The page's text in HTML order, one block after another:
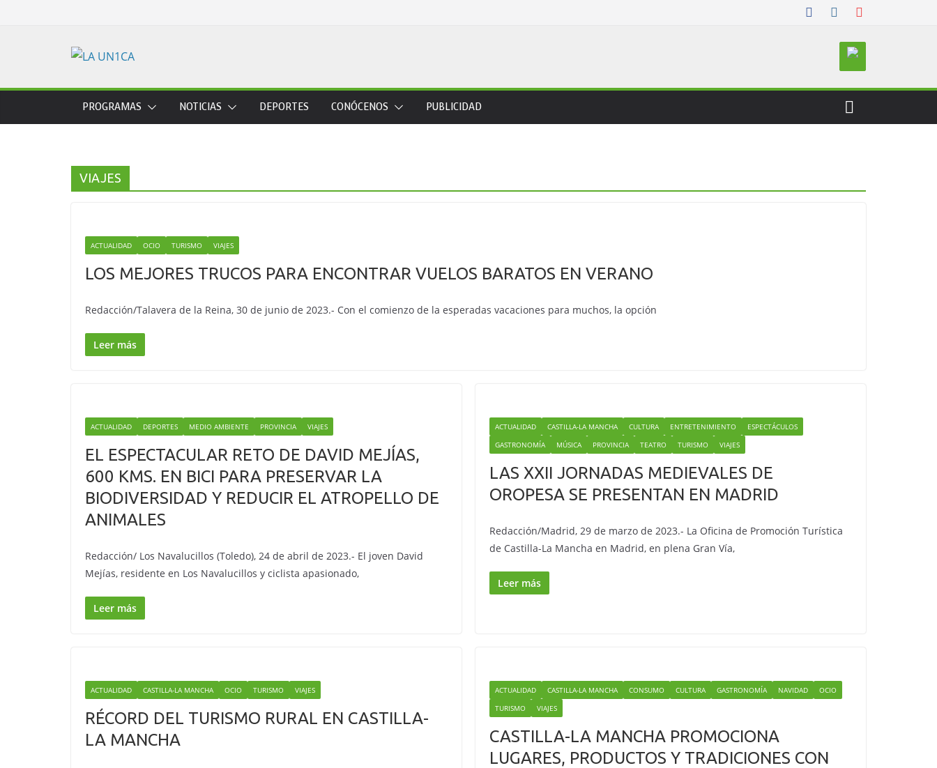
PROGRAMAS NOTICIAS DEPORTES CONÓCENOS PUBLICIDAD
VIAJES
ACTUALIDAD OCIO TURISMO VIAJES
LOS MEJORES TRUCOS PARA ENCONTRAR VUELOS BARATOS EN VERANO
Redacción/Talavera de la Reina, 30 de junio de 2023.- Con el comienzo de la esperadas vacaciones para muchos, la opción
Leer más
ACTUALIDAD DEPORTES MEDIO AMBIENTE PROVINCIA VIAJES
EL ESPECTACULAR RETO DE DAVID MEJÍAS,
600 KMS. EN BICI PARA PRESERVAR LA
BIODIVERSIDAD Y REDUCIR EL ATROPELLO DE
ANIMALES
Redacción/ Los Navalucillos (Toledo), 24 de abril de 2023.- El joven David
Mejías, residente en Los Navalucillos y ciclista apasionado,
Leer más
ACTUALIDAD CASTILLA-LA MANCHA CULTURA ENTRETENIMIENTO
ESPECTÁCULOS
GASTRONOMÍA
MÚSICA PROVINCIA TEATRO TURISMO VIAJES
LAS XXII JORNADAS MEDIEVALES DE
OROPESA SE PRESENTAN EN MADRID
Redacción/Madrid, 29 de marzo de 2023.- La Oficina de Promoción Turística
de Castilla-La Mancha en Madrid, en plena Gran Vía,
Leer más
ACTUALIDAD CASTILLA-LA MANCHA OCIO TURISMO VIAJES
RÉCORD DEL TURISMO RURAL EN CASTILLA-
LA MANCHA
ACTUALIDAD CASTILLA-LA MANCHA CONSUMO CULTURA GASTRONOMÍA NAVIDAD
OCIO
TURISMO
VIAJES
CASTILLA-LA MANCHA PROMOCIONA
LUGARES, PRODUCTOS Y TRADICIONES CON